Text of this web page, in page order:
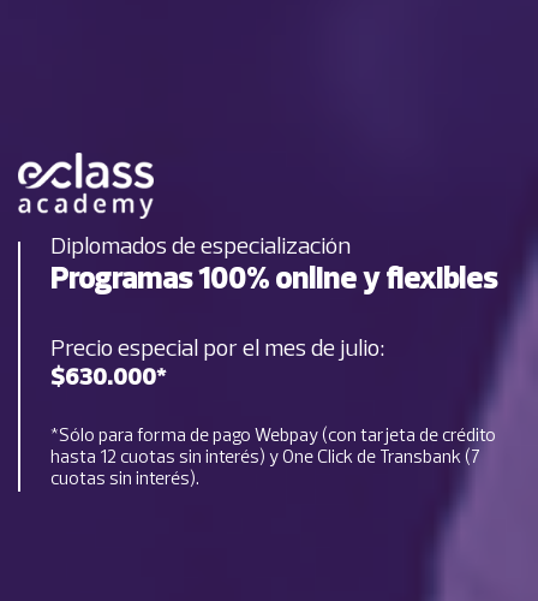
Diplomados de especialización
Programas 100% online y flexibles
Precio especial por el mes de julio:
$630.000*
*Sólo para forma de pago Webpay (con tarjeta de crédito
hasta 12 cuotas sin interés) y One Click de Transbank (7
cuotas sin interés).